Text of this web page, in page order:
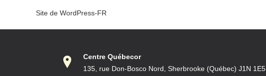
Site de WordPress-FR
Centre Québecor
135, rue Don-Bosco Nord, Sherbrooke (Québec) J1N 1E5